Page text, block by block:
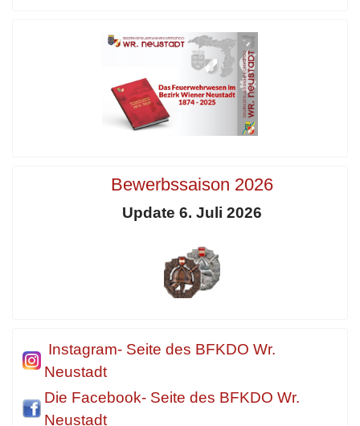
Bewerbssaison 2026
Update 6. Juli 2026
Instagram- Seite des BFKDO Wr.
Neustadt
Die Facebook- Seite des BFKDO Wr.
Neustadt